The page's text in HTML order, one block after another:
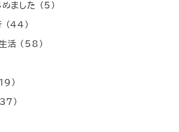
ました (5)
(44)
活 (58)